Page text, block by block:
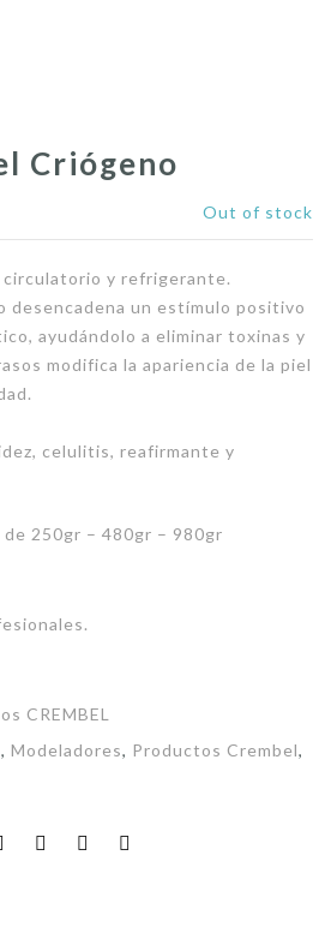
Criógeno
Out of stock
y refrigerante.
desencadena un estímulo positivo
ayudándolo a eliminar toxinas y
modifica la apariencia de la piel
celulitis, reafirmante y
de 250gr – 480gr – 980gr
CREMBEL
, Modeladores, Productos Crembel,